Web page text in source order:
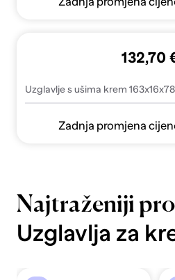
132,70
Zadnja promjena
Najtraženiji
Uzglavlja za